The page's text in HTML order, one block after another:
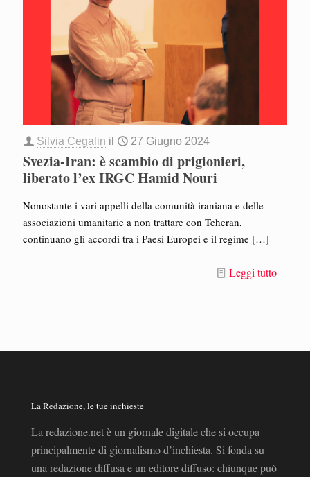
Silvia Cegalin il 27 Giugno 2024
Svezia-Iran: è scambio di prigionieri,
liberato l’ex IRGC Hamid Nouri
Nonostante i vari appelli della comunità iraniana e delle
associazioni umanitarie a non trattare con Teheran,
continuano gli accordi tra i Paesi Europei e il regime […]
Leggi tutto
La Redazione, le tue inchieste
La redazione.net è un giornale digitale che si occupa
principalmente di giornalismo d’inchiesta. Si fonda su
una redazione diffusa e un editore diffuso: chiunque può